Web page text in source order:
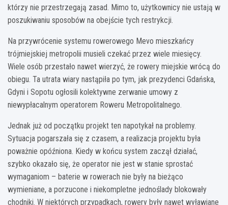
którzy nie przestrzegają zasad. Mimo to, użytkownicy nie ustają w
poszukiwaniu sposobów na obejście tych restrykcji.
Na przywrócenie systemu rowerowego Mevo mieszkańcy
trójmiejskiej metropolii musieli czekać przez wiele miesięcy.
Wiele osób przestało nawet wierzyć, że rowery miejskie wrócą do
obiegu. Ta utrata wiary nastąpiła po tym, jak prezydenci Gdańska,
Gdyni i Sopotu ogłosili kolektywne zerwanie umowy z
niewypłacalnym operatorem Roweru Metropolitalnego.
Jednak już od początku projekt ten napotykał na problemy.
Sytuacja pogarszała się z czasem, a realizacja projektu była
poważnie opóźniona. Kiedy w końcu system zaczął działać,
szybko okazało się, że operator nie jest w stanie sprostać
wymaganiom – baterie w rowerach nie były na bieżąco
wymieniane, a porzucone i niekompletne jednoślady blokowały
chodniki. W niektórych przypadkach, rowery były nawet wyławiane